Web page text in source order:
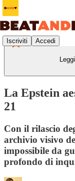
Iscriviti Accedi
La Epstein
21
Con il rilascio
archivio visivo
impossibile da
profondo di